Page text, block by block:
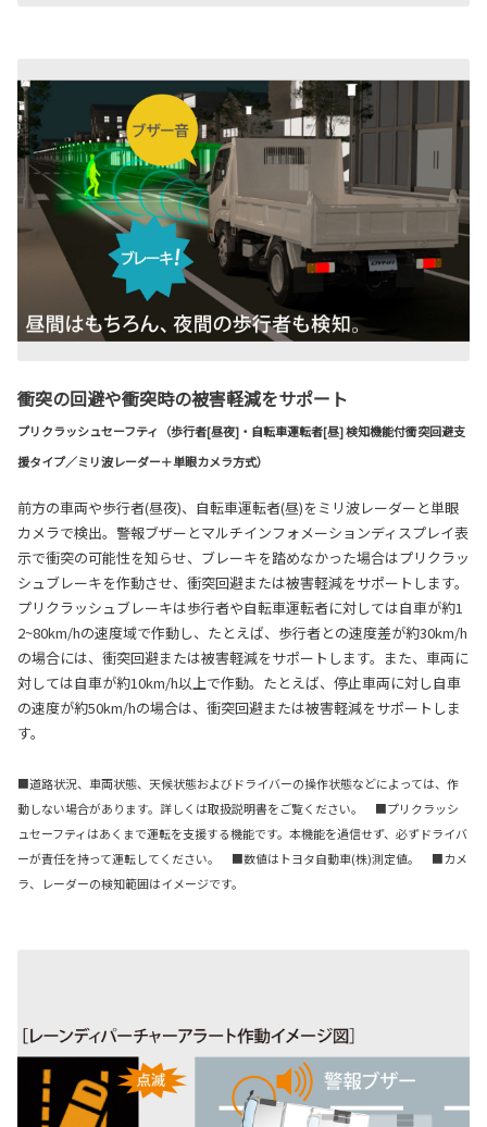
衝突の回避や衝突時の被害軽減をサポート
プリクラッシュセーフティ（歩行者[昼夜]・自転車運転者[昼] 検知機能付衝突回避支
援タイプ／ミリ波レーダー＋単眼カメラ方式）
前方の車両や歩行者(昼夜)、自転車運転者(昼)をミリ波レーダーと単眼
カメラで検出。警報ブザーとマルチインフォメーションディスプレイ表
示で衝突の可能性を知らせ、ブレーキを踏めなかった場合はプリクラッ
シュブレーキを作動させ、衝突回避または被害軽減をサポートします。
プリクラッシュブレーキは歩行者や自転車運転者に対しては自車が約1
2~80km/hの速度域で作動し、たとえば、歩行者との速度差が約30km/h
の場合には、衝突回避または被害軽減をサポートします。また、車両に
対しては自車が約10km/h以上で作動。たとえば、停止車両に対し自車
の速度が約50km/hの場合は、衝突回避または被害軽減をサポートしま
す。
■道路状況、車両状態、天候状態およびドライバーの操作状態などによっては、作
動しない場合があります。詳しくは取扱説明書をご覧ください。 ■プリクラッシ
ュセーフティはあくまで運転を支援する機能です。本機能を過信せず、必ずドライバ
ーが責任を持って運転してください。 ■数値はトヨタ自動車(株)測定値。 ■カメ
ラ、レーダーの検知範囲はイメージです。